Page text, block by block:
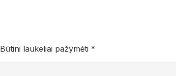
Būtini laukeliai pažymėti *